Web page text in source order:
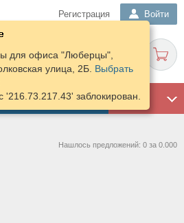
Регистрация Войти
ГАРАЖ
для офиса "Люберцы",
улица, 2Б. Выбрать
'216.73.217.43' заблокирован.
Нашлось предложений: 0 за 0.000